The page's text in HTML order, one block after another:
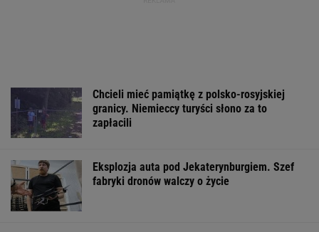
Chcieli mieć pamiątkę z polsko-rosyjskiej
granicy. Niemieccy turyści słono za to
zapłacili
Eksplozja auta pod Jekaterynburgiem. Szef
fabryki dronów walczy o życie